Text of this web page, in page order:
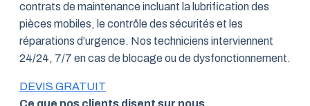
contrats de maintenance incluant la lubrification des
pièces mobiles, le contrôle des sécurités et les
réparations d’urgence. Nos techniciens interviennent
24/24, 7/7 en cas de blocage ou de dysfonctionnement.
DEVIS GRATUIT